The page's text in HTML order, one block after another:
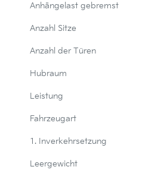
Anhängelast gebremst
Anzahl Sitze
Anzahl der Türen
Hubraum
Leistung
Fahrzeugart
1. Inverkehrsetzung
Leergewicht